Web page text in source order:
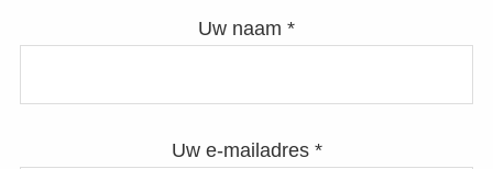
Uw naam *
Uw e-mailadres *